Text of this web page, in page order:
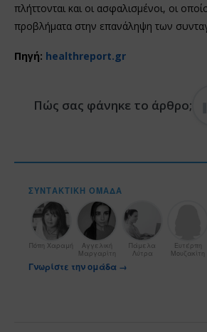
πλήττονται και οι ασφαλισμένοι, οι
προβλήματα στην επανάληψη των
Πηγή: healthreport.gr
Πώς σας φάνηκε το άρθρο;
ΣΥΝΤΑΚΤΙΚΉ ΟΜΆΔΑ
Πόπη Χαραμή
Αγγελική
Μαργαρίτη
Πάμελα
Λύτρα
Ευτέρπη
Μουζακίτη
Γνωρίστε την ομάδα →